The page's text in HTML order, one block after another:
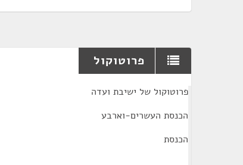
פרוטוקול
פרוטוקול של ישיבת ועדה
הכנסת העשרים-וארבע
הכנסת